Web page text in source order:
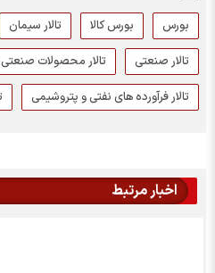
بورس بورس کالا تالار سیمان
تالار صنعتی
تالار محصولات
تالار فرآورده های نفتی و پتروشیمی
اخبار مرتبط